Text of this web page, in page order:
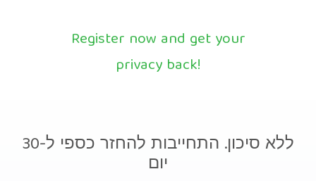
Register now and get your
privacy back!
ללא סיכון. התחייבות להחזר כספי ל-30
יום